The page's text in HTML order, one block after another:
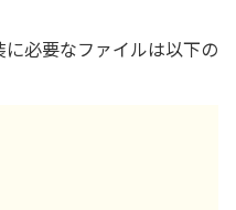
必要なファイルは以下の